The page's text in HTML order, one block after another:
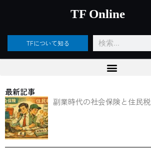
ッ
TF Online
TFについて知る
検
索
最新記事
副業時代の社会保険と住民税